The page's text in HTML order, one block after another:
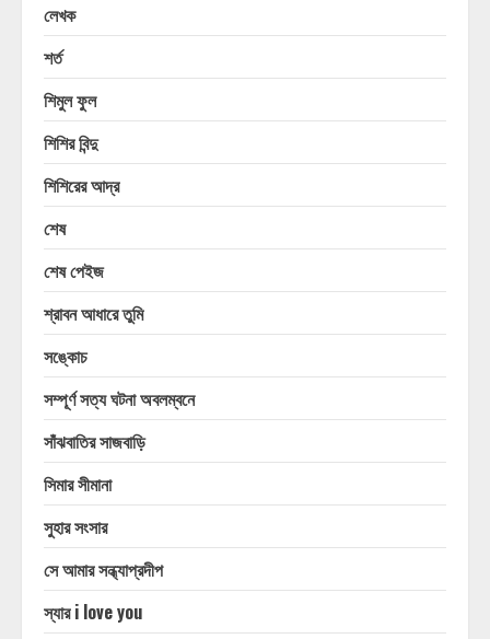
লেখক
শর্ত
শিমুল ফুল
শিশির বিন্দু
শিশিরের আদ্র
শেষ
শেষ পেইজ
শ্রাবন আধারে তুমি
সঙ্কোচ
সম্পূর্ণ সত্য ঘটনা অবলম্বনে
সাঁঝবাতির সাজবাড়ি
সিমার সীমানা
সুহার সংসার
সে আমার সন্ধ্যাপ্রদীপ
স্যার i love you